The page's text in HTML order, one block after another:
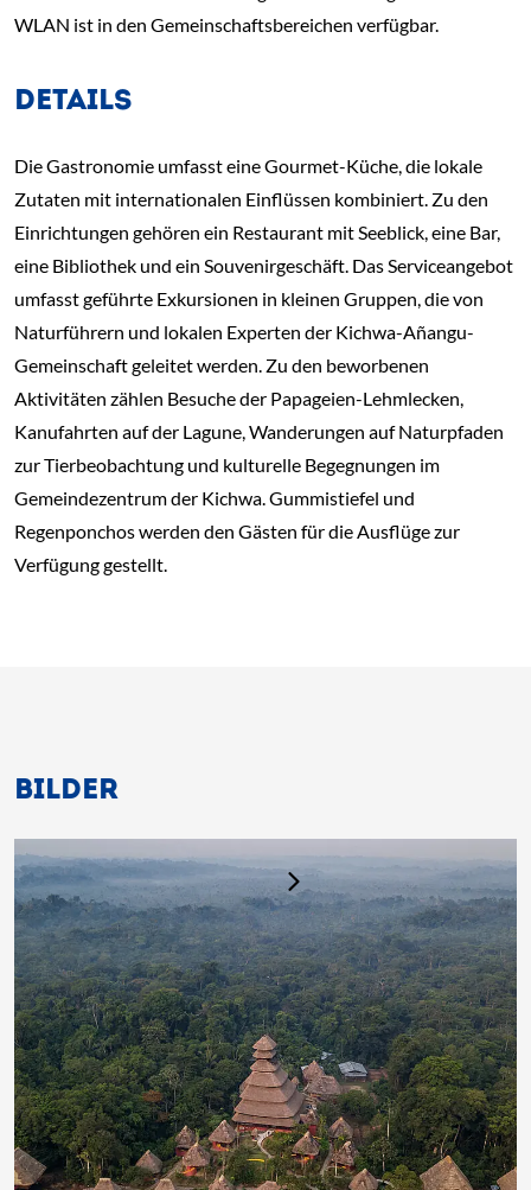
WLAN ist in den Gemeinschaftsbereichen verfügbar.
DETAILS
Die Gastronomie umfasst eine Gourmet-Küche, die lokale
Zutaten mit internationalen Einflüssen kombiniert. Zu den
Einrichtungen gehören ein Restaurant mit Seeblick, eine Bar,
eine Bibliothek und ein Souvenirgeschäft. Das Serviceangebot
umfasst geführte Exkursionen in kleinen Gruppen, die von
Naturführern und lokalen Experten der Kichwa-Añangu-
Gemeinschaft geleitet werden. Zu den beworbenen
Aktivitäten zählen Besuche der Papageien-Lehmlecken,
Kanufahrten auf der Lagune, Wanderungen auf Naturpfaden
zur Tierbeobachtung und kulturelle Begegnungen im
Gemeindezentrum der Kichwa. Gummistiefel und
Regenponchos werden den Gästen für die Ausflüge zur
Verfügung gestellt.
BILDER